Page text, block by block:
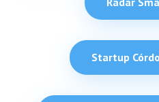
Startup